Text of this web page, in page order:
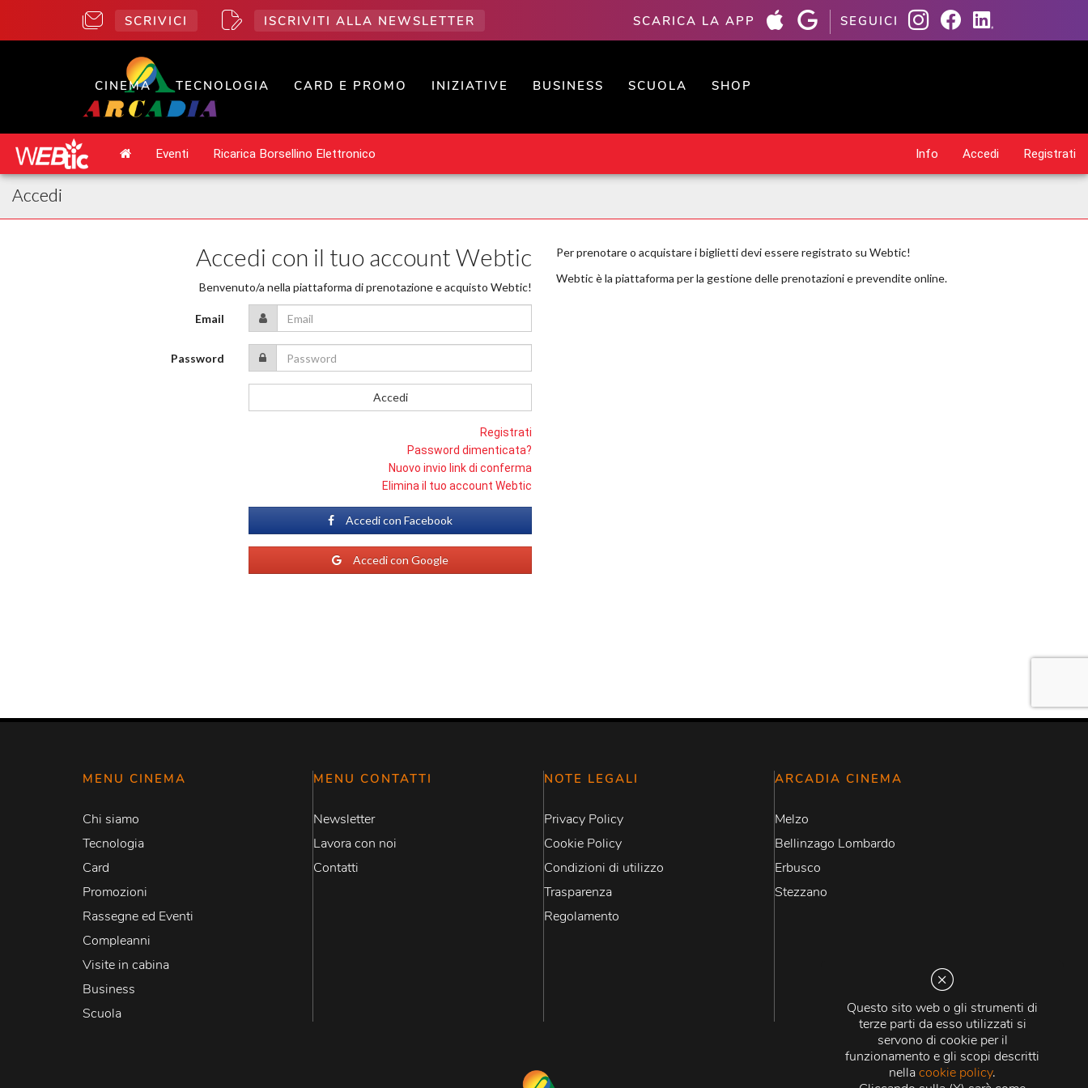
Questo sito web o gli strumenti di
terze parti da esso utilizzati si
servono di cookie per il
funzionamento e gli scopi descritti
nellacookie policy.
SCRIVICI ISCRIVITI ALLA NEWSLETTER SCARICA LA APP SEGUICI
CINEMA TECNOLOGIA CARD E PROMO INIZIATIVE BUSINESS SCUOLA SHOP
MENU CINEMA
Chi siamo
Tecnologia
Card
Promozioni
Rassegne ed Eventi
Compleanni
Visite in cabina
Business
Scuola
MENU CONTATTI
Newsletter
Lavora con noi
Contatti
NOTE LEGALI
Privacy Policy
Cookie Policy
Condizioni di utilizzo
Trasparenza
Regolamento
ARCADIA CINEMA
Melzo
Bellinzago Lombardo
Erbusco
Stezzano